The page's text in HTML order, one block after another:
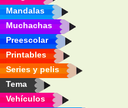
Mandalas
Muchachas
Preescolar
Printables
Series y pelis
Tema
Vehículos